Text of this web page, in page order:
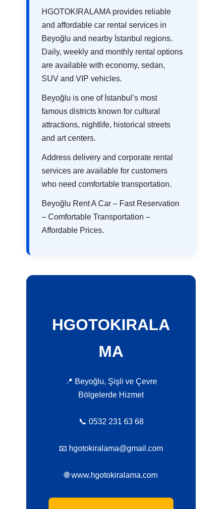
HGOTOKIRALAMA provides reliable
and affordable car rental services in
Beyoğlu and nearby İstanbul regions.
Daily, weekly and monthly rental options
are available with economy, sedan,
SUV and VIP vehicles.
Beyoğlu is one of İstanbul’s most
famous districts known for cultural
attractions, nightlife, historical streets
and art centers.
Address delivery and corporate rental
services are available for customers
who need comfortable transportation.
Beyoğlu Rent A Car – Fast Reservation
– Comfortable Transportation –
Affordable Prices.
HGOTOKIRALA
MA
📍 Beyoğlu, Şişli ve Çevre
Bölgelerde Hizmet
📞 0532 231 63 68
📧 hgotokiralama@gmail.com
🌐 www.hgotokiralama.com